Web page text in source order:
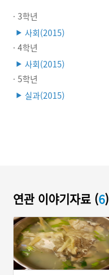
· 3학년
▶ 사회(2015)
· 4학년
▶ 사회(2015)
· 5학년
▶ 실과(2015)
연관 이야기자료 (6)